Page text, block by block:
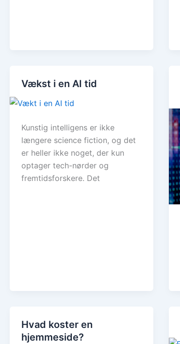
Vækst i en AI tid
Kunstig intelligens er ikke
længere science fiction, og det
er heller ikke noget, der kun
optager tech-nørder og
fremtidsforskere. Det
Hvad koster en
hjemmeside?